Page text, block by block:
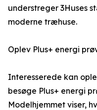
understreger 3Huses
moderne træhuse.
Oplev Plus+ energi
Interesserede kan
besøge Plus+ energi
Modelhjemmet viser,